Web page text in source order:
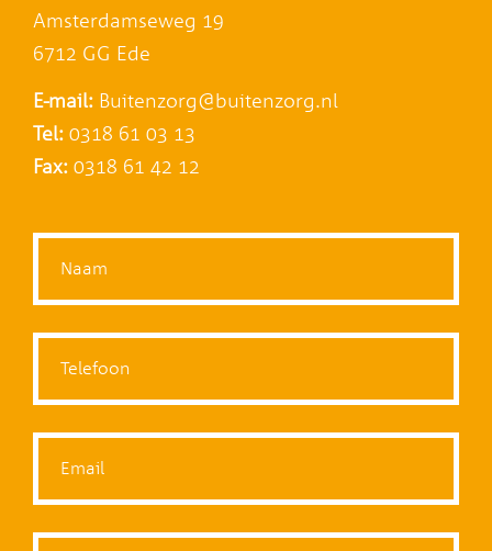
Amsterdamseweg 19
6712 GG Ede
E-mail: Buitenzorg@buitenzorg.nl
Tel: 0318 61 03 13
Fax: 0318 61 42 12